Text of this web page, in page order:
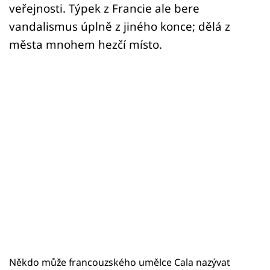
veřejnosti. Týpek z Francie ale bere
vandalismus úplně z jiného konce; dělá z
města mnohem hezčí místo.
Někdo může francouzského umělce Cala nazývat